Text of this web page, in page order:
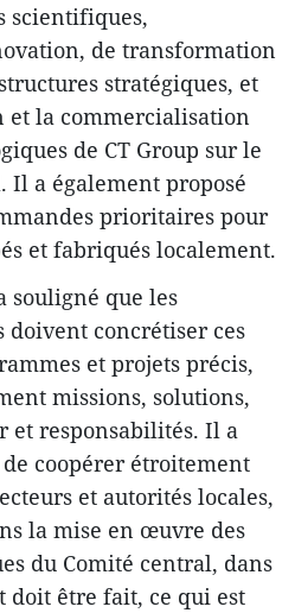
scientifiques,
de transformation
stratégiques, et
la commercialisation
de CT Group sur le
a également proposé
prioritaires pour
et fabriqués localement.
souligné que les
doivent concrétiser ces
et projets précis,
missions, solutions,
et responsabilités. Il a
coopérer étroitement
et autorités locales,
la mise en œuvre des
du Comité central, dans
doit être fait, ce qui est